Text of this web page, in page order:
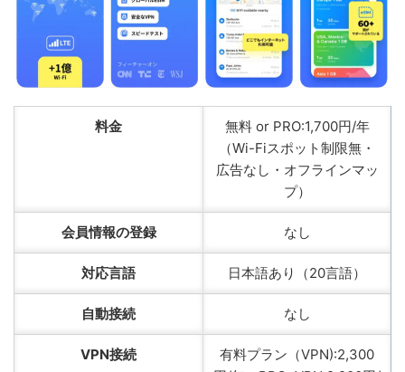
料金
無料 or PRO:1,700円/年
（Wi-Fiスポット制限無・
広告なし・オフラインマッ
プ）
会員情報の登録 なし
対応言語 日本語あり（20言語）
自動接続 なし
VPN接続
有料プラン（VPN):2,300